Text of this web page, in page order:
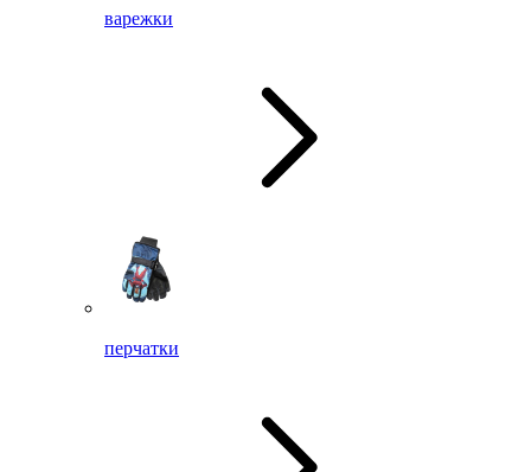
варежки
перчатки